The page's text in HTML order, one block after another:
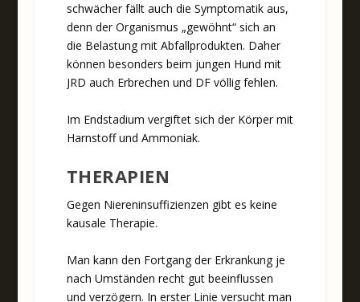
schwächer fällt auch die Symptomatik aus,
denn der Organismus „gewöhnt“ sich an
die Belastung mit Abfallprodukten. Daher
können besonders beim jungen Hund mit
JRD auch Erbrechen und DF völlig fehlen.
Im Endstadium vergiftet sich der Körper mit
Harnstoff und Ammoniak.
THERAPIEN
Gegen Niereninsuffizienzen gibt es keine
kausale Therapie.
Man kann den Fortgang der Erkrankung je
nach Umständen recht gut beeinflussen
und verzögern. In erster Linie versucht man